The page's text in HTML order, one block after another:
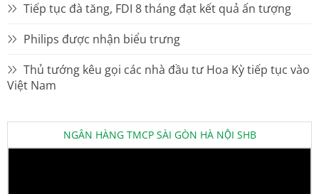
Tiếp tục đà tăng, FDI 8 tháng đạt kết quả ấn tượng
Philips được nhận biểu trưng
Thủ tướng kêu gọi các nhà đầu tư Hoa Kỳ tiếp tục vào
Việt Nam
NGÂN HÀNG TMCP SÀI GÒN HÀ NỘI SHB